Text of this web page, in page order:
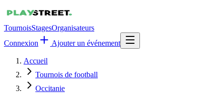
TournoisStagesOrganisateurs
Connexion
Ajouter un événement
Accueil
Tournois de football
Occitanie